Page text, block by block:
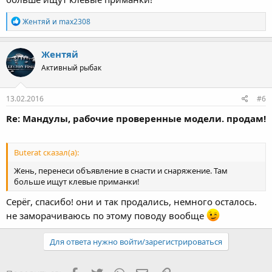
Р
е
а
к
ц
и
и
:
Жентяй и max2308
Жентяй
Активный рыбак
13.02.2016 #6
Re: Мандулы, рабочие проверенные модели. продам!
Buterat сказал(а):
Жень, перенеси объявление в снасти и снаряжение. Там
больше ищут клевые приманки!
Серёг, спасибо! они и так продались, немного осталось.
не заморачиваюсь по этому поводу вообще
Для ответа нужно войти/зарегистрироваться